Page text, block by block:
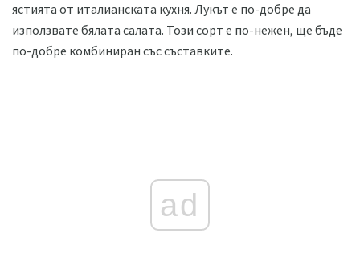
ястията от италианската кухня. Лукът е по-добре да
използвате бялата салата. Този сорт е по-нежен, ще бъде
по-добре комбиниран със съставките.
ad